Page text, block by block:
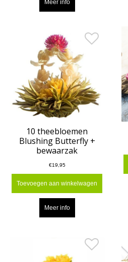
Meer info
10 theebloemen
Blushing Butterfly +
bewaarzak
€19,95
Toevoegen aan winkelwagen
Meer info